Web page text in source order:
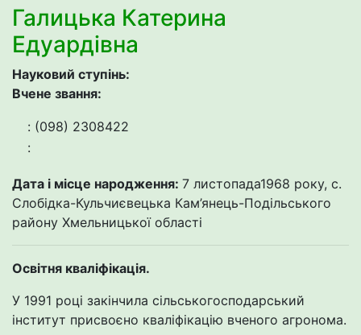
Галицька Катерина
Едуардівна
Науковий ступінь:
Вчене звання:
: (098) 2308422
:
Дата і місце народження: 7 листопада1968 року, с.
Слобідка-Кульчиєвецька Кам’янець-Подільського
району Хмельницької області
Освітня кваліфікація.
У 1991 році закінчила сільськогосподарський
інститут присвоєно кваліфікацію вченого агронома.